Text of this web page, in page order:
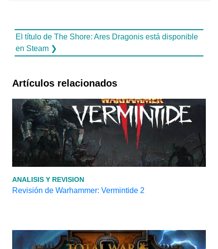
El título de The Shore: Ares Dragonis está disponible
en Steam ❯
Artículos relacionados
ANALISIS Y REVISION
Revisión de Warhammer: Vermintide 2